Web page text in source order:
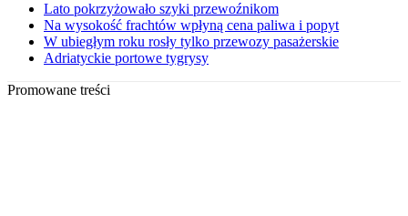
Lato pokrzyżowało szyki przewoźnikom
Na wysokość frachtów wpłyną cena paliwa i popyt
W ubiegłym roku rosły tylko przewozy pasażerskie
Adriatyckie portowe tygrysy
Promowane treści